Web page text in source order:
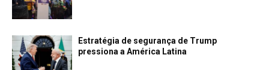
Estratégia de segurança de Trump
pressiona a América Latina